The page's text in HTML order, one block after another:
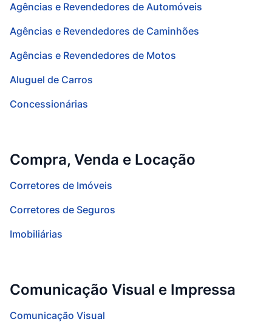
Agências e Revendedores de Automóveis
Agências e Revendedores de Caminhões
Agências e Revendedores de Motos
Aluguel de Carros
Concessionárias
Compra, Venda e Locação
Corretores de Imóveis
Corretores de Seguros
Imobiliárias
Comunicação Visual e Impressa
Comunicação Visual